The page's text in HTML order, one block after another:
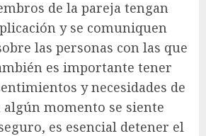
de la pareja tengan
y se comuniquen
las personas con las que
es importante tener
y necesidades de
algún momento se siente
es esencial detener el